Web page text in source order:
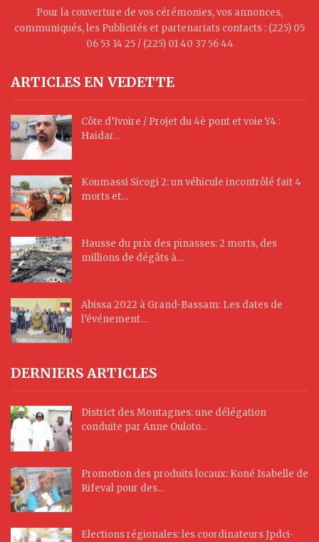
Pour la couverture de vos cérémonies, vos annonces,
communiqués, les Publicités et partenariats contacts : (225) 05
06 53 14 25 / (225) 01 40 37 56 44
ARTICLES EN VEDETTE
Côte d’Ivoire / Projet du 4è pont et voie Y4 :
Haidar…
Koumassi Sicogi 2: un véhicule incontrôlé fait 4
morts et…
Hausse du prix des pinasses: 2 morts, des
millions de dégâts à…
Abissa 2022 à Grand-Bassam: Les dates de
l’événement…
DERNIERS ARTICLES
District des Montagnes: une délégation
conduite par Anne Ouloto…
Promotion des produits locaux: Koné Isabelle de
Rifeval pour des…
Elections régionales: les coordinateurs Jpdci-